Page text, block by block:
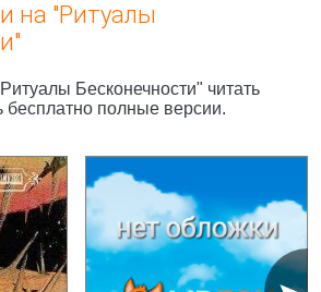
на "Ритуалы
Бесконечности" читать
бесплатно полные версии.